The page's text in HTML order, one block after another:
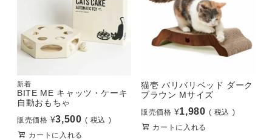
新着
BITE ME キャッツ・ケーキ
自動おもちゃ
販売価格 ¥3,500
税込
カートに入れる
猫壱 バリバリベッド ダーク
ブラウン Mサイズ
販売価格 ¥1,980
税込
カートに入れる